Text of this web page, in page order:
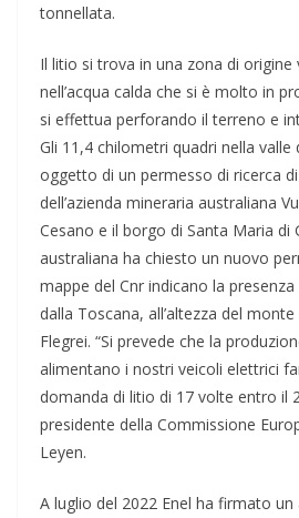
tonnellata.
Il litio si trova in una zona di origine
nell’acqua calda che si è molto in
si effettua perforando il terreno e
Gli 11,4 chilometri quadri nella valle
oggetto di un permesso di ricerca
dell’azienda mineraria australiana
Cesano e il borgo di Santa Maria di
australiana ha chiesto un nuovo
mappe del Cnr indicano la
dalla Toscana, all’altezza del
Flegrei. “Si prevede che la
alimentano i nostri veicoli elettrici
domanda di litio di 17 volte entro il
presidente della Commissione
Leyen.
A luglio del 2022 Enel ha firmato